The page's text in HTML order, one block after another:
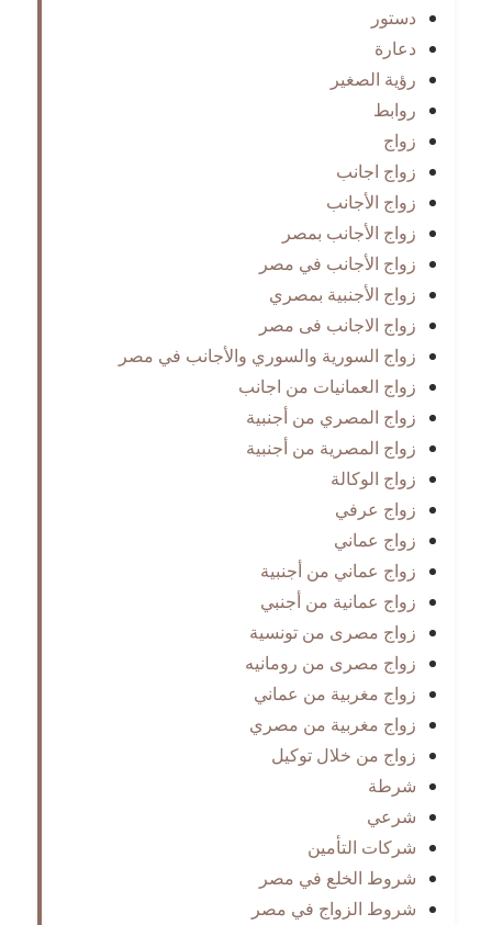
دستور
دعارة
رؤية الصغير
روابط
زواج
زواج اجانب
زواج الأجانب
زواج الأجانب بمصر
زواج الأجانب في مصر
زواج الأجنبية بمصري
زواج الاجانب فى مصر
زواج السورية والسوري والأجانب في مصر
زواج العمانيات من اجانب
زواج المصري من أجنبية
زواج المصرية من أجنبية
زواج الوكالة
زواج عرفي
زواج عماني
زواج عماني من أجنبية
زواج عمانية من أجنبي
زواج مصرى من تونسية
زواج مصرى من رومانيه
زواج مغربية من عماني
زواج مغربية من مصري
زواج من خلال توكيل
شرطة
شرعي
شركات التأمين
شروط الخلع في مصر
شروط الزواج في مصر